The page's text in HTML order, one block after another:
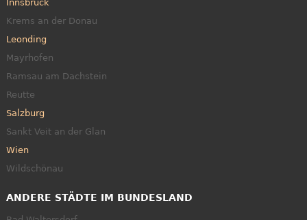
Innsbruck
Krems an der Donau
Leonding
Mayrhofen
Ramsau am Dachstein
Reutte
Salzburg
Sankt Veit an der Glan
Wien
Wildschönau
ANDERE STÄDTE IM BUNDESLAND